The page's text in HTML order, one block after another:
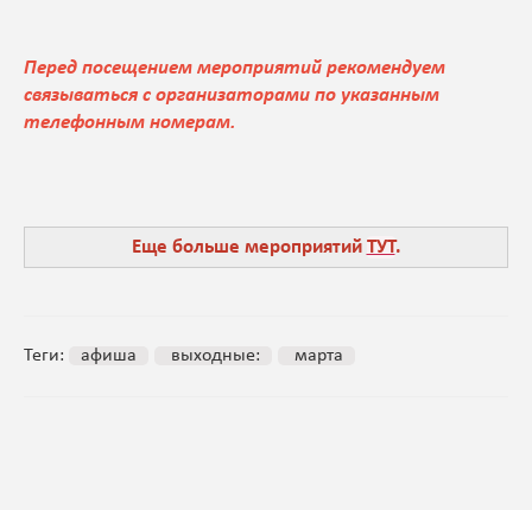
Перед посещением мероприятий рекомендуем
связываться с организаторами по указанным
телефонным номерам.
Еще больше мероприятий ТУТ.
Теги: афиша выходные: марта